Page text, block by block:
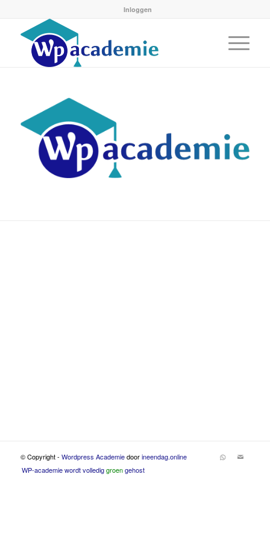
Inloggen
© Copyright - Wordpress Academiedoorineendag.online
WP-academie wordt vollediggroengehost